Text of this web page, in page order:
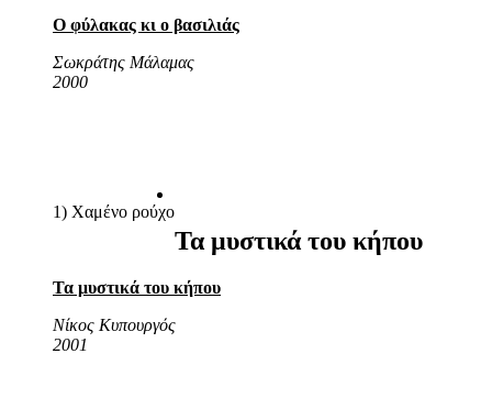
Ο φύλακας κι ο βασιλιάς
Σωκράτης Μάλαμας
2000
1) Χαμένο ρούχο
Τα μυστικά του κήπου
Τα μυστικά του κήπου
Νίκος Κυπουργός
2001